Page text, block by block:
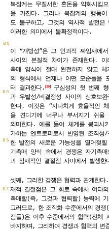
ＢＱ
ＢＲ
ＢＳ
ＢＴ
복잡계는 무질서한 혼돈을 약화시킴
을 가진다. 그러나 복잡계의 행동이
도 불구하고, 그것의 역사적 발전은
이러한 의미에서 불확정적이다.
이 “개방성”은 그 인과적 짜임새에
사이의 본질적 차이가 존재한다. 이
촉매 양식이 절대 완전하지 않고 체
의 형식에서 언제나 어떤 모순들을
터 결과한다. 20 구심성의 첫 번째 형
과 우발성/비결정성 사이의 상호보
한다. 이것은 “지나치게 효율적인
을 견디기에 너무나 부서지기 쉬울
의미한다. 예를 들어 체계를 붕괴시
가하는 엔트로피로서 반영된 조직성
한 발전의 새로운 가능성을 열어젖
기촉매 양식 속에서 경쟁은 자기촉
과 잠재적인 결절점 사이에서 발생한
셋째, 그러한 경쟁은 협력과 관계한다.
재적 결절점은 그 회로 속에서 여타의
촉매할(즉, 그것과 협력할) 능력에
그러므로, 한 조직화 수준에서의 경쟁
점들)은 이후 수준에서의 협력(전체
바지하며, 그리하여 경쟁과 협력의 변